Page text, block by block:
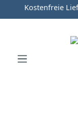
Zum Hauptinhalt
Zur
Kostenfreie